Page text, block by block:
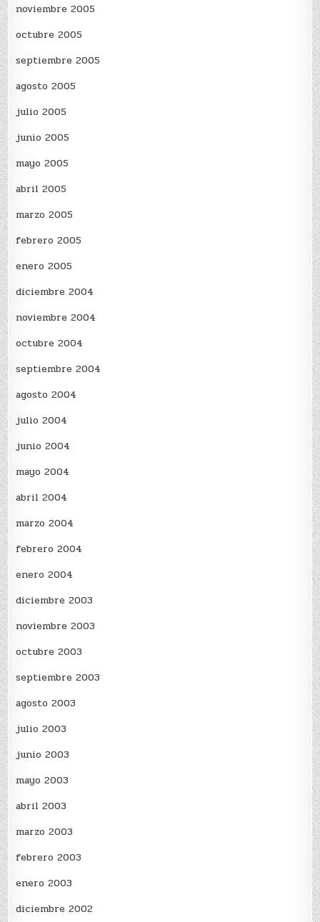
noviembre 2005
octubre 2005
septiembre 2005
agosto 2005
julio 2005
junio 2005
mayo 2005
abril 2005
marzo 2005
febrero 2005
enero 2005
diciembre 2004
noviembre 2004
octubre 2004
septiembre 2004
agosto 2004
julio 2004
junio 2004
mayo 2004
abril 2004
marzo 2004
febrero 2004
enero 2004
diciembre 2003
noviembre 2003
octubre 2003
septiembre 2003
agosto 2003
julio 2003
junio 2003
mayo 2003
abril 2003
marzo 2003
febrero 2003
enero 2003
diciembre 2002